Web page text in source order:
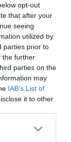
opt-out
that after your
seeing
utilized by
parties prior to
the further
parties on the
may
IAB’s List of
it to other
more Google
2026-
του
της για